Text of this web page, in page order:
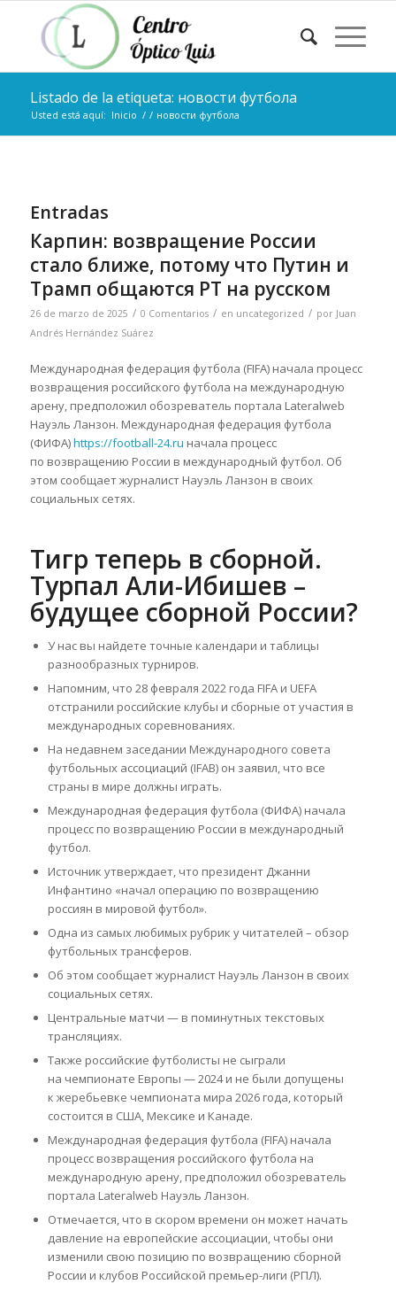
Listado de la etiqueta: новости футбола
Usted está aquí: Inicio / / новости футбола
Entradas
Карпин: возвращение России
стало ближе, потому что Путин и
Трамп общаются РТ на русском
26 de marzo de 2025 / 0 Comentarios / en uncategorized / por Juan
Andrés Hernández Suárez
Международная федерация футбола (FIFA) начала процесс
возвращения российского футбола на международную
арену, предположил обозреватель портала Lateralweb
Науэль Ланзон. Международная федерация футбола
(ФИФА)https://football-24.ru начала процесс
по возвращению России в международный футбол. Об
этом сообщает журналист Науэль Ланзон в своих
социальных сетях.
Тигр теперь в сборной.
Турпал Али-Ибишев –
будущее сборной России?
У нас вы найдете точные календари и таблицы
разнообразных турниров.
Напомним, что 28 февраля 2022 года FIFA и UEFA
отстранили российские клубы и сборные от участия в
международных соревнованиях.
На недавнем заседании Международного совета
футбольных ассоциаций (IFAB) он заявил, что все
страны в мире должны играть.
Международная федерация футбола (ФИФА) начала
процесс по возвращению России в международный
футбол.
Источник утверждает, что президент Джанни
Инфантино «начал операцию по возвращению
россиян в мировой футбол».
Одна из самых любимых рубрик у читателей – обзор
футбольных трансферов.
Об этом сообщает журналист Науэль Ланзон в своих
социальных сетях.
Центральные матчи — в поминутных текстовых
трансляциях.
Также российские футболисты не сыграли
на чемпионате Европы — 2024 и не были допущены
к жеребьевке чемпионата мира 2026 года, который
состоится в США, Мексике и Канаде.
Международная федерация футбола (FIFA) начала
процесс возвращения российского футбола на
международную арену, предположил обозреватель
портала Lateralweb Науэль Ланзон.
Отмечается, что в скором времени он может начать
давление на европейские ассоциации, чтобы они
изменили свою позицию по возвращению сборной
России и клубов Российской премьер-лиги (РПЛ).